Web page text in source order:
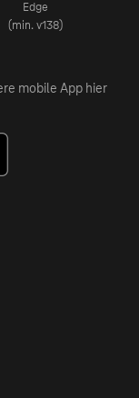
Edge
(min. v138)
mobile App hier